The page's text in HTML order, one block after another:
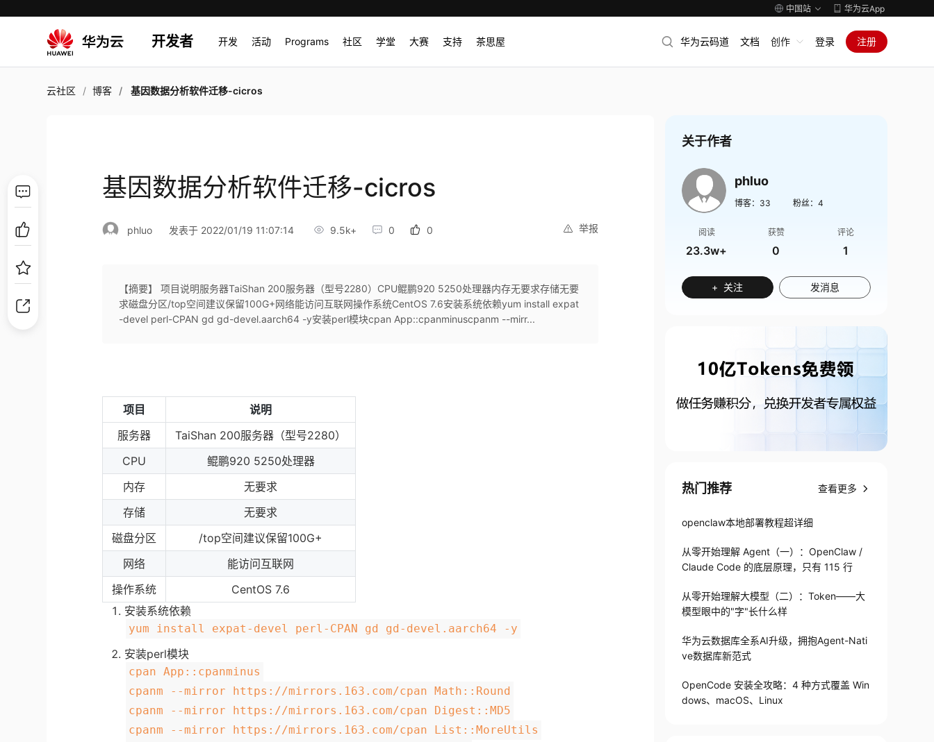
中国站 华为云App
开发者 开发 活动 Programs 社区 学堂 大赛 支持 茶思屋 华为云码道 文档 创作 登录 注册
云社区 博客 基因数据分析软件迁移-cicros
基因数据分析软件迁移-cicros
举报
phluo 发表于 2022/01/19 11:07:14 9.5k+ 0 0
【摘要】 项目说明服务器TaiShan 200服务器（型号2280）CPU鲲鹏920 5250处理器内存无要求存储无要
求磁盘分区/top空间建议保留100G+网络能访问互联网操作系统CentOS 7.6安装系统依赖yum install expat
-devel perl-CPAN gd gd-devel.aarch64 -y安装perl模块cpan App::cpanminuscpanm --mirr...
项目
说明
服务器
TaiShan 200服务器（型号2280）
CPU
鲲鹏920 5250处理器
内存
无要求
存储
无要求
磁盘分区
/top空间建议保留100G+
网络
能访问互联网
操作系统
CentOS 7.6
安装系统依赖
yum install expat-devel perl-CPAN gd gd-devel.aarch64 -y
安装perl模块
cpan App::cpanminus
cpanm --mirror https://mirrors.163.com/cpan Math::Round
cpanm --mirror https://mirrors.163.com/cpan Digest::MD5
cpanm --mirror https://mirrors.163.com/cpan List::MoreUtils
关于作者
phluo
博客： 33 粉丝： 4
阅读
23.3w+
获赞
0
评论
1
+ 关注 发消息
热门推荐 查看更多
openclaw本地部署教程超详细
从零开始理解 Agent（一）：OpenClaw /
Claude Code 的底层原理，只有 115 行
从零开始理解大模型（二）：Token——大
模型眼中的"字"长什么样
华为云数据库全系AI升级，拥抱Agent-Nati
ve数据库新范式
OpenCode 安装全攻略：4 种方式覆盖 Win
dows、macOS、Linux